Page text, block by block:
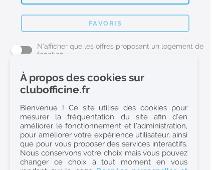
FAVORIS
N'afficher que les offres proposant un logement de
fonction
L'emploi Pharmacie par métier
Pharmacien (H/F)
Préparateur en Pharmacie (H/F)
Etudiant en Pharmacie (H/F)
Etudiant en Pharmacie 6e année validée (H/F)
Conseiller Dermo Cosmetique - Esthéticienne (H/F)
À propos des cookies sur
clubofficine.fr
Bienvenue ! Ce site utilise des cookies pour
mesurer la fréquentation du site afin d’en
améliorer le fonctionnement et l’administration,
pour améliorer votre expérience utilisateur, ainsi
que pour vous proposer des services interactifs.
Nous conservons votre choix mais vous pouvez
changer ce choix à tout moment en vous